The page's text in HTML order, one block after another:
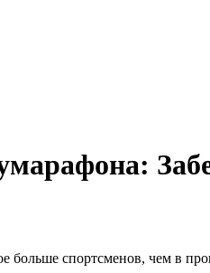
больше спортсменов, чем в